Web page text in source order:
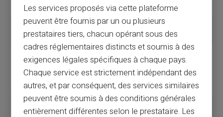
de sa banque
ligne)
Coût
Souvent
gratuite
Habituellement
payante
Acceptation
Restreinte
aux DAB
pour les
retraits
Reconnue partout
pour les
paiements et
retraits
Importante (débit
instantané ou
Les services proposés via cette plateforme
peuvent être fournis par un ou plusieurs
prestataires tiers, chacun opérant sous des
cadres réglementaires distincts et soumis à des
exigences légales spécifiques à chaque pays.
Chaque service est strictement indépendant des
autres, et par conséquent, des services similaires
peuvent être soumis à des conditions générales
entièrement différentes selon le prestataire. Les